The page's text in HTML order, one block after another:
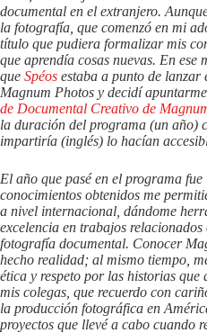
documental en el extranjero.
la fotografía, que comenzó en mi
título que pudiera formalizar mis
que aprendía cosas nuevas. En ese
que Spéos estaba a punto de
Magnum Photos y decidí
de Documental Creativo de
la duración del programa (un año)
impartiría (inglés) lo hacían
El año que pasé en el programa
conocimientos obtenidos me
a nivel internacional, dándome
excelencia en trabajos
fotografía documental. Conocer
hecho realidad; al mismo tiempo,
ética y respeto por las historias que
mis colegas, que recuerdo con
la producción fotográfica en
proyectos que llevé a cabo cuando